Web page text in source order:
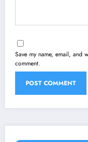
Save my name, email, and
comment.